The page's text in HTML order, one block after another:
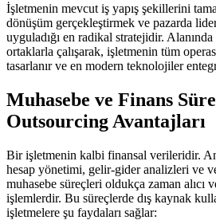
İşletmenin mevcut iş yapış şekillerini
dönüşüm gerçekleştirmek ve pazarda
uyguladığı en radikal stratejidir.
ortaklarla çalışarak, işletmenin tüm
tasarlanır ve en modern teknolojiler
Muhasebe ve Finans
Outsourcing Avantajları
Bir işletmenin kalbi finansal verileridir.
hesap yönetimi, gelir-gider analizleri ve
muhasebe süreçleri oldukça zaman alıcı
işlemlerdir. Bu süreçlerde dış kaynak
işletmelere şu faydaları sağlar: